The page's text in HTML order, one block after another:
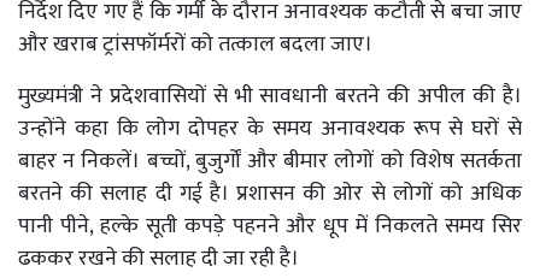
निर्देश दिए गए हैं कि गर्मी के दौरान अनावश्यक कटौती से बचा जाए
और खराब ट्रांसफॉर्मरों को तत्काल बदला जाए।
मुख्यमंत्री ने प्रदेशवासियों से भी सावधानी बरतने की अपील की है।
उन्होंने कहा कि लोग दोपहर के समय अनावश्यक रूप से घरों से
बाहर न निकलें। बच्चों, बुजुर्गों और बीमार लोगों को विशेष सतर्कता
बरतने की सलाह दी गई है। प्रशासन की ओर से लोगों को अधिक
पानी पीने, हल्के सूती कपड़े पहनने और धूप में निकलते समय सिर
ढककर रखने की सलाह दी जा रही है।